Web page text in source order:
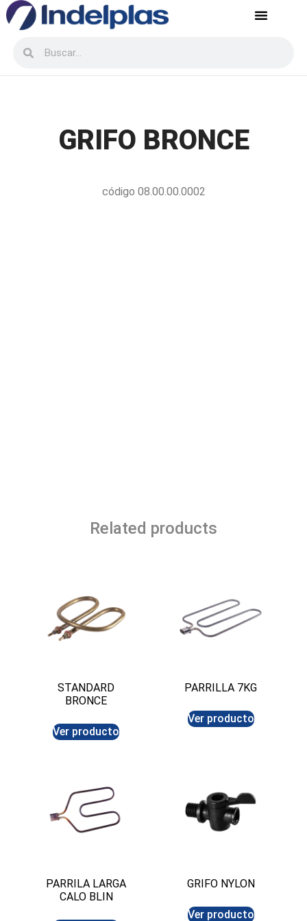
GRIFO BRONCE
código 08.00.00.0002
Related products
STANDARD
BRONCE
Ver producto
PARRILLA 7KG
Ver producto
PARRILA LARGA
CALO BLIN
GRIFO NYLON
Ver producto